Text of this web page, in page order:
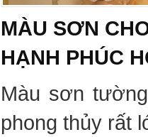
MÀU SƠN
HẠNH PHÚC
Màu sơn
phong thủy rất